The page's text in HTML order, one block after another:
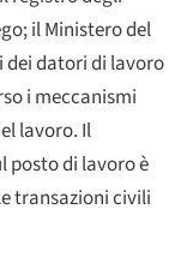
il Ministero del
dei datori di lavoro
i meccanismi
lavoro. Il
posto di lavoro è
transazioni civili